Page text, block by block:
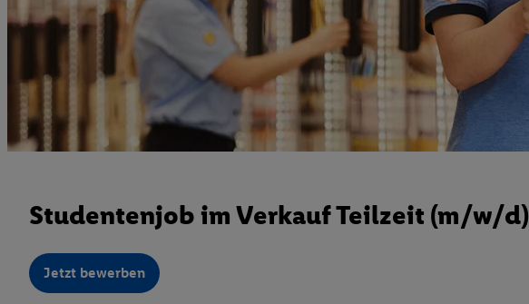
Studentenjob im Verkauf Teilzeit (m/w/d)
Jetzt bewerben